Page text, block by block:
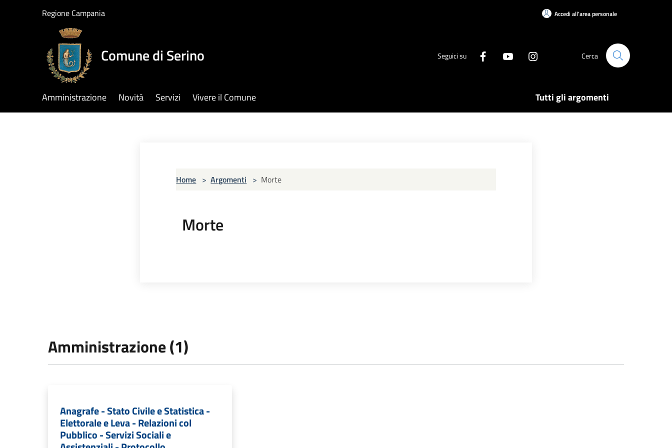
Regione Campania Accedi all'area personale
Comune di Serino Seguici su Cerca
Amministrazione Novità Servizi Vivere il Comune Tutti gli argomenti
Home > Argomenti > Morte
Morte
Amministrazione (1)
Anagrafe - Stato Civile e Statistica -
Elettorale e Leva - Relazioni col
Pubblico - Servizi Sociali e